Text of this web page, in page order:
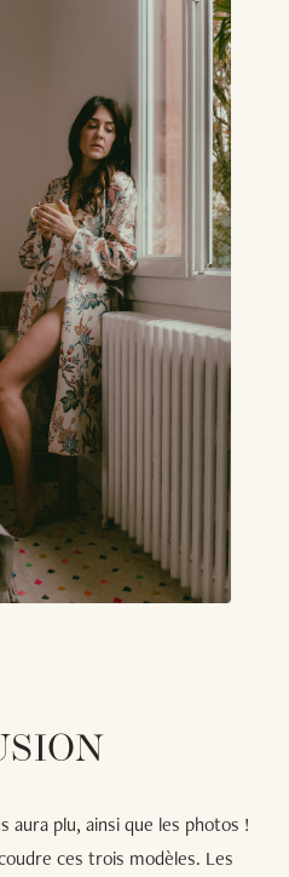
aura plu, ainsi que les photos !
ces trois modèles. Les